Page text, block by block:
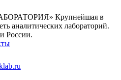
Крупнейшая в
аналитических лабораторий.
России.